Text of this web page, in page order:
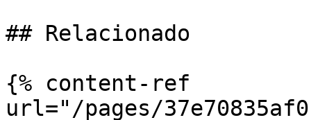
## Relacionado
{% content-ref
url="/pages/